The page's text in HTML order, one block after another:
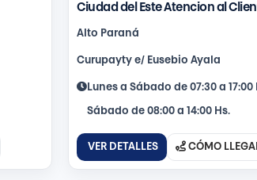
Ciudad del Este Atencion al
Alto Paraná
Curupayty e/ Eusebio Ayala
Lunes a Sábado de 07:30 a 17:00
Sábado de 08:00 a 14:00 Hs.
VER DETALLES CÓMO